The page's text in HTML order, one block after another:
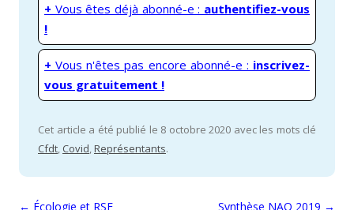
+ Vous êtes déjà abonné-e : authentifiez-vous
!
+ Vous n'êtes pas encore abonné-e : inscrivez-
vous gratuitement !
Cet article a été publié le 8 octobre 2020 avec les mots clé
Cfdt, Covid,Représentants.
Navigation des articles
← Écologie et RSE Synthèse NAO 2019 →